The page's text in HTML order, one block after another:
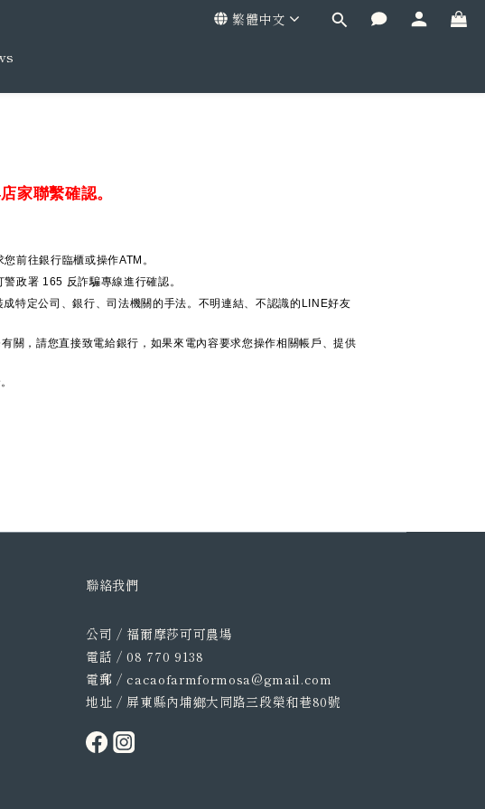
繁體中文
家聯繫確認。
前往銀行臨櫃或操作ATM。
警政署 165 反詐騙專線進行確認。
特定公司、銀行、司法機關的手法。不明連結、不認識的LINE好友
關，請您直接致電給銀行，如果來電內容要求您操作相關帳戶、提供
聯絡我們
公司 / 福爾摩莎可可農場
電話 / 08 770 9138
電郵 / cacaofarmformosa@gmail.com
地址 / 屏東縣內埔鄉大同路三段榮和巷80號